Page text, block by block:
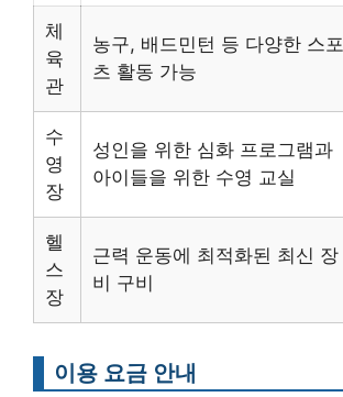
체
육
관
농구, 배드민턴 등 다양한 스포
츠 활동 가능
수
영
장
성인을 위한 심화 프로그램과
아이들을 위한 수영 교실
헬
스
장
근력 운동에 최적화된 최신 장
비 구비
이용 요금 안내